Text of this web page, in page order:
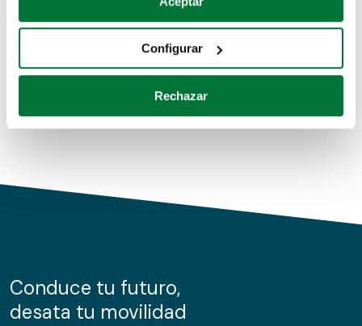
Recopilar información sobre su ubicación geográfica
Identificar su dispositivo analizándolo activamente
para buscar características específicas (huellas
Obtenga más información sobre cómo se procesan sus
de cookies.
información sobre el uso que haga del sitio web con
nuestros partners de redes sociales, publicidad y análisis
Configurar
Rechazar
Coches de km0
Conduce tu futuro,
desata tu movilidad